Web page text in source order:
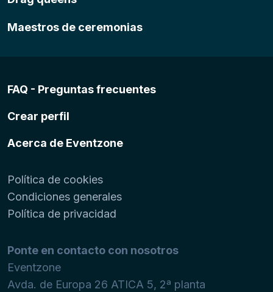
Maestros de ceremonias
FAQ - Preguntas frecuentes
Crear perfil
Acerca de Eventzone
Política de cookies
Condiciones generales
Política de privacidad
Ponte en contacto con nosotros
Eventzone
Avda. de Europa 26 ATICA 5, 2ª planta